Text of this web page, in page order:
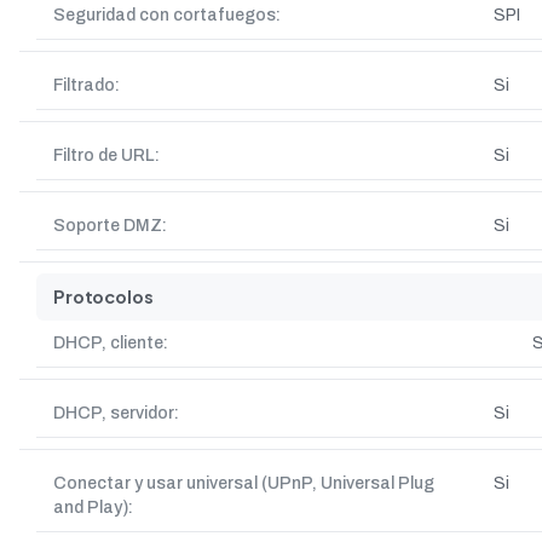
Seguridad con cortafuegos: SPI
Filtrado: Si
Filtro de URL: Si
Soporte DMZ: Si
Protocolos
DHCP, cliente:
DHCP, servidor: Si
Conectar y usar universal (UPnP, Universal Plug
and Play):
Si